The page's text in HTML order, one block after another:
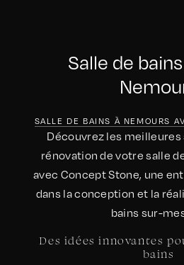
Salle de
SALLE DE BAINS À NEMOURS
Découvrez les
rénovation de votre salle
avec Concept Stone, une
dans la conception et la
bains sur-
Des idées innovantes
bains